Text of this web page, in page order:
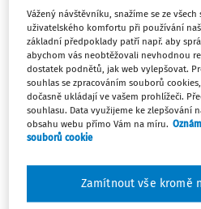
Výchovně vzdělávací činnost
(1) Zájmové vzdělávání se
a) pravidelnou zájmovou,
vzdělávací činností včetně
vyučování,
b) příležitostnou zájmovou,
vyučování,
c) táborovou činností a další
Vážený návštěvníku, snažíme se ze
uživatelského komfortu při používání
základní předpoklady patří např. aby
abychom vás neobtěžovali nevhodnou
dostatek podnětů, jak web vylepšovat.
souhlas se zpracováním souborů
dočasně ukládají ve vašem prohlížeči.
souhlasu. Data využijeme ke zlepšování
obsahu webu přímo Vám na míru.
souborů cookie
Zamítnout vše kromě